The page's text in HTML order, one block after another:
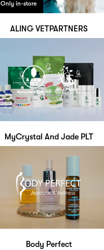
Only in-store
ALING VETPARTNERS
MyCrystal And Jade PLT
Body Perfect